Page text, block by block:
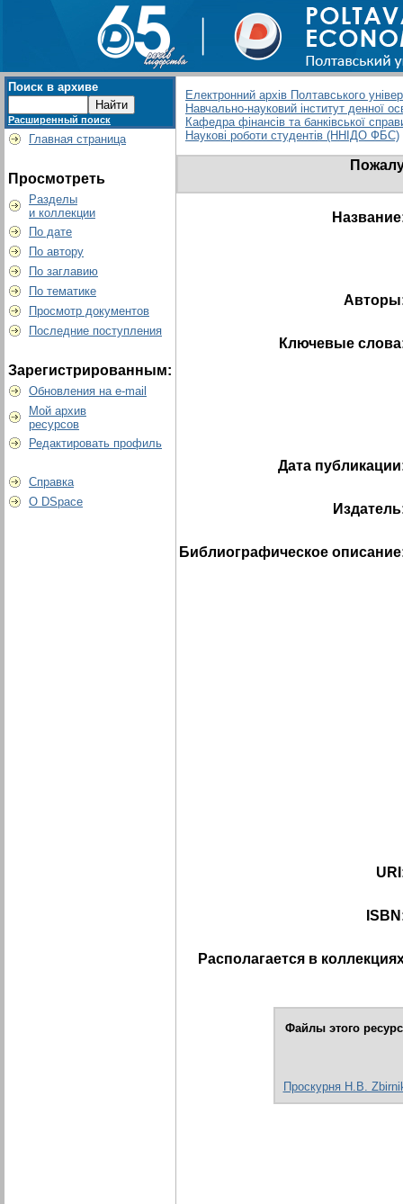
Поиск в архиве
Расширенный поиск
Главная страница
Просмотреть
Разделы
и коллекции
По дате
По автору
По заглавию
По тематике
Просмотр документов
Последние поступления
Зарегистрированным:
Обновления на e-mail
Мой архив
ресурсов
Редактировать профиль
Справка
О DSpace
Електронний архів Полтавського
Навчально-науковий інститут денної
Кафедра фінансів та банківської
Наукові роботи студентів (ННІДО ФБС)
Ключевые
Дата
Библиографическое
Располагается в
Файлы этого
Проскурня Н.В.